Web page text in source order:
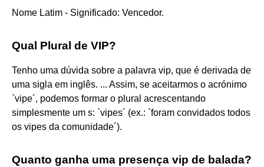
Nome Latim - Significado: Vencedor.
Qual Plural de VIP?
Tenho uma dúvida sobre a palavra vip, que é derivada de
uma sigla em inglês. ... Assim, se aceitarmos o acrónimo
`vipe´, podemos formar o plural acrescentando
simplesmente um s: `vipes´ (ex.: `foram convidados todos
os vipes da comunidade´).
Quanto ganha uma presença vip de balada?